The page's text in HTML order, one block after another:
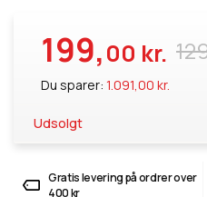
199,00 kr.
Du sparer: 1.091,00 kr.
Udsolgt
Gratis levering på ordrer over
400 kr